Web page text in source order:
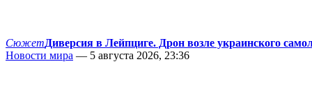
СюжетДиверсия в Лейпциге. Дрон возле украинского
Новости мира — 5 августа 2026, 23:36